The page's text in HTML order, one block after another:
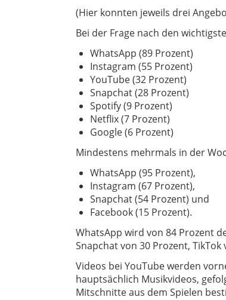
(Hier konnten jeweils drei
Bei der Frage nach den
WhatsApp (89 Prozent)
Instagram (55 Prozent)
YouTube (32 Prozent)
Snapchat (28 Prozent)
Spotify (9 Prozent)
Netflix (7 Prozent)
Google (6 Prozent)
Mindestens mehrmals in der
WhatsApp (95 Prozent),
Instagram (67 Prozent),
Snapchat (54 Prozent) und
Facebook (15 Prozent).
WhatsApp wird von 84 Prozent
Snapchat von 30 Prozent,
Videos bei YouTube werden
hauptsächlich Musikvideos,
Mitschnitte aus dem Spielen